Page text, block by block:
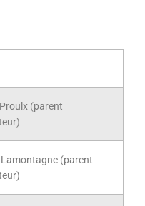
(parent
(parent